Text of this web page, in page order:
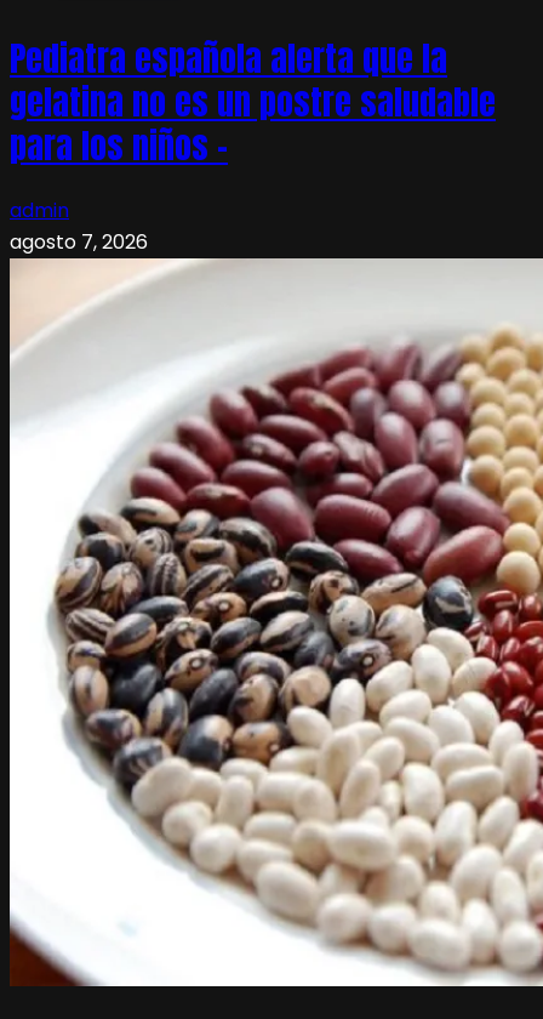
Pediatra española alerta que la
gelatina no es un postre saludable
para los niños –
admin
agosto 7, 2026